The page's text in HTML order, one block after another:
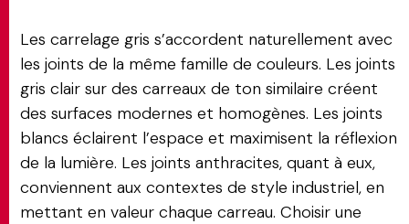
Les carrelage gris s’accordent naturellement avec
les joints de la même famille de couleurs. Les joints
gris clair sur des carreaux de ton similaire créent
des surfaces modernes et homogènes. Les joints
blancs éclairent l’espace et maximisent la réflexion
de la lumière. Les joints anthracites, quant à eux,
conviennent aux contextes de style industriel, en
mettant en valeur chaque carreau. Choisir une